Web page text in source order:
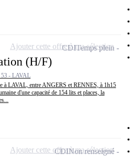
(H/F)
53 - LAVAL
à LAVAL, entre ANGERS et RENNES, à 1h15
d'une capacité de 154 lits et places, la
CDITemps plein
Ajouter cette offre à ma sélection
CDINon renseigné
Ajouter cette offre à ma sélection